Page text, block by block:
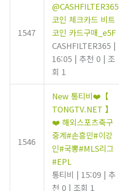
1547
@CASHFILTER365
코인 체크카드 비트
코인 카드구매_e5F
CASHFILTER365 |
16:05 | 추천 0 | 조
회 1
1546
New 통티비❤️【
TONGTV.NET 】
❤️ 해외스포츠축구
중계#손흥민#이강
인#국뽕#MLS리그
#EPL
통티비 | 15:09 | 추
천 0 | 조회 1